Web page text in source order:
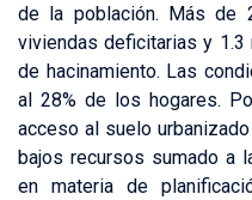
de la población. Más de
viviendas deficitarias y
de hacinamiento. Las
al 28% de los hogares.
acceso al suelo
bajos recursos sumado a
en materia de